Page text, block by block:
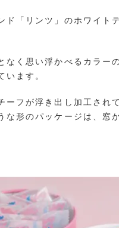
ド「リンツ」のホワイト
なく思い浮かべるカラー
います。
ーフが浮き出し加工され
な形のパッケージは、窓